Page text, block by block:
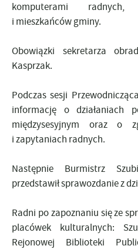
komputerami
i mieszkańców gminy.
Obowiązki sekretarza
Kasprzak.
Podczas sesji
informację o działaniach
międzysesyjnym oraz o
i zapytaniach radnych.
Następnie Burmistrz
przedstawił sprawozdanie z
Radni po zapoznaniu się ze
placówek kulturalnych:
Rejonowej Biblioteki